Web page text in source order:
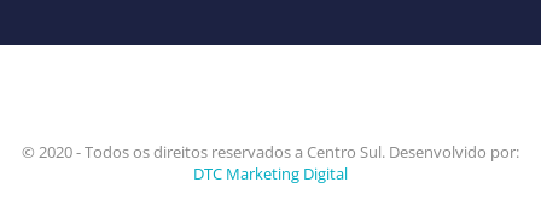
© 2020 - Todos os direitos reservados a Centro Sul. Desenvolvido por:
DTC Marketing Digital